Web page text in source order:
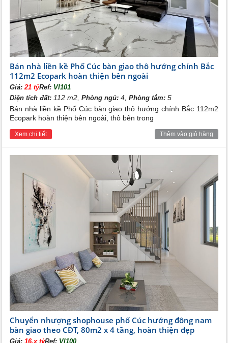
Bán nhà liền kề Phố Cúc bàn giao thô hướng chính Bắc
112m2 Ecopark hoàn thiện bên ngoài
Giá:21 tỷRef: VI101
Diện tích đất: 112 m2,Phòng ngủ: 4,Phòng tắm: 5
Bán nhà liền kề Phố Cúc bàn giao thô hướng chính Bắc 112m2
Ecopark hoàn thiện bên ngoài, thô bên trong
Xem chi tiết Thêm vào giỏ hàng
Chuyển nhượng shophouse phố Cúc hướng đông nam
bàn giao theo CĐT, 80m2 x 4 tầng, hoàn thiện đẹp
Giá:16,x tỷRef: VI100